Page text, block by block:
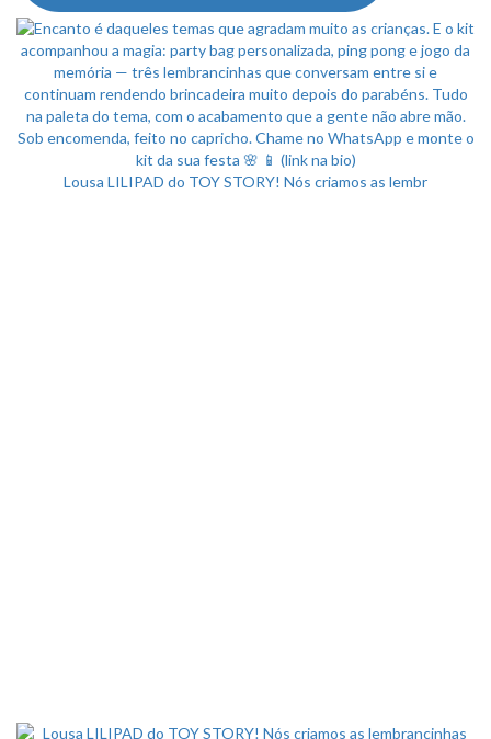
Lousa LILIPAD do TOY STORY! Nós criamos as lembr